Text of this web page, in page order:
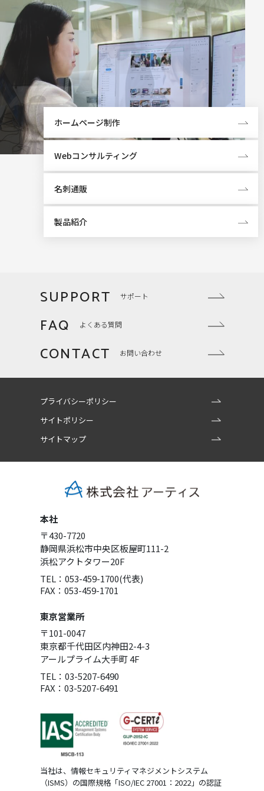
ホームページ制作
Webコンサルティング
名刺通販
製品紹介
SUPPORT サポート
FAQ よくある質問
CONTACT お問い合わせ
プライバシーポリシー
サイトポリシー
サイトマップ
本社
〒430-7720
静岡県浜松市中央区板屋町111-2
浜松アクトタワー20F
TEL：053-459-1700(代表)
FAX：053-459-1701
東京営業所
〒101-0047
東京都千代田区内神田2-4-3
アールプライム大手町 4F
TEL：03-5207-6490
FAX：03-5207-6491
当社は、情報セキュリティマネジメントシステム
（ISMS）の国際規格「ISO/IEC 27001：2022」の認証